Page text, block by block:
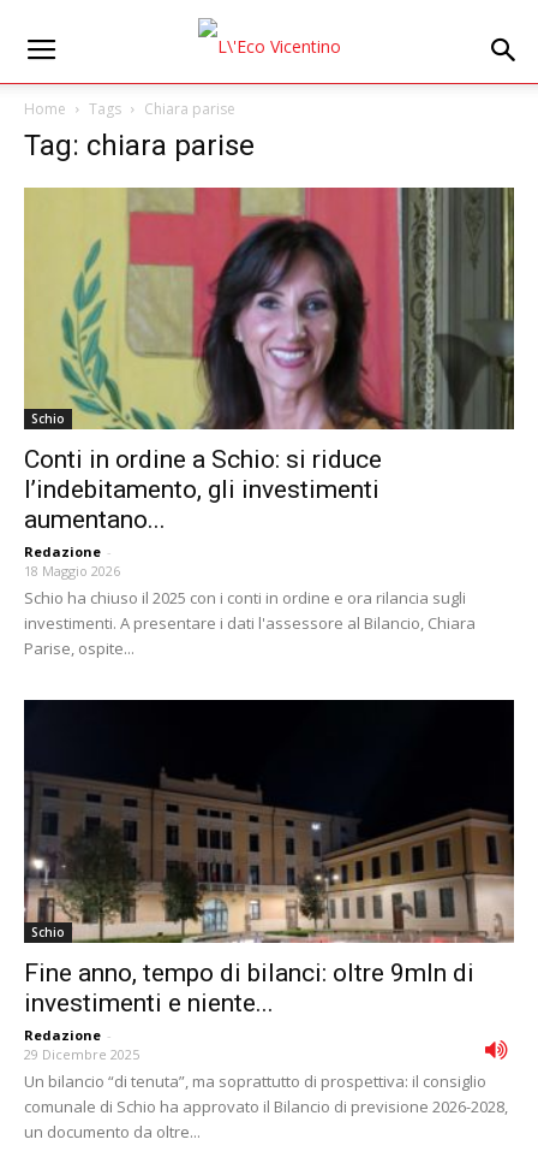
Home Tags Chiara parise
Tag: chiara parise
Schio
Conti in ordine a Schio: si riduce
l’indebitamento, gli investimenti
aumentano...
Redazione -
18 Maggio 2026
Schio ha chiuso il 2025 con i conti in ordine e ora rilancia sugli
investimenti. A presentare i dati l'assessore al Bilancio, Chiara
Parise, ospite...
Schio
Fine anno, tempo di bilanci: oltre 9mln di
investimenti e niente...
Redazione -
29 Dicembre 2025
Un bilancio “di tenuta”, ma soprattutto di prospettiva: il consiglio
comunale di Schio ha approvato il Bilancio di previsione 2026-2028,
un documento da oltre...